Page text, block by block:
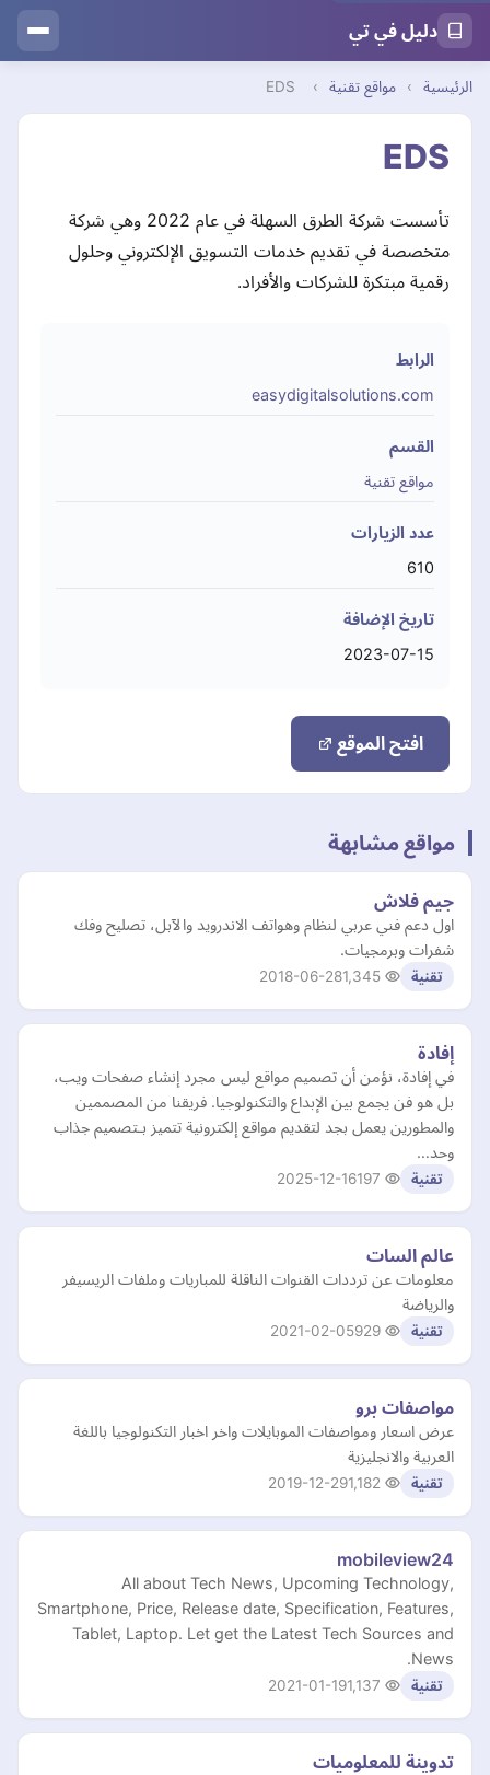
دليل في تي
الرئيسية › مواقع تقنية ›
EDS
EDS
تأسست شركة الطرق السهلة في عام 2022 وهي شركة
متخصصة في تقديم خدمات التسويق الإلكتروني وحلول
رقمية مبتكرة للشركات والأفراد.
الرابط
easydigitalsolutions.com
القسم
مواقع تقنية
عدد الزيارات
610
تاريخ الإضافة
2023-07-15
افتح الموقع
مواقع مشابهة
جيم فلاش
اول دعم فني عربي لنظام وهواتف الاندرويد والآبل، تصليح وفك
شفرات وبرمجيات.
تقنية 2018-06-28
إفادة
في إفادة، نؤمن أن تصميم مواقع ليس مجرد إنشاء صفحات ويب،
بل هو فن يجمع بين الإبداع والتكنولوجيا. فريقنا من المصممين
والمطورين يعمل بجد لتقديم مواقع إلكترونية تتميز بـتصميم جذاب
وحد…
تقنية 2025-12-16
عالم السات
معلومات عن ترددات القنوات الناقلة للمباريات وملفات الريسيفر
والرياضة
تقنية 2021-02-05
مواصفات برو
عرض اسعار ومواصفات الموبايلات واخر اخبار التكنولوجيا باللغة
العربية والانجليزية
تقنية 2019-12-29
mobileview24
All about Tech News, Upcoming Technology,
Smartphone, Price, Release date, Specification, Features,
Tablet, Laptop. Let get the Latest Tech Sources and
News.
تقنية 2021-01-19
تدوينة للمعلوميات